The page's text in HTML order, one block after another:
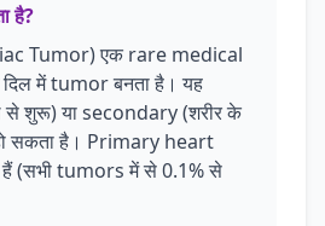
है?
Tumor) एक rare medical
में tumor बनता है। यह
शुरू) या secondary (शरीर के
सकता है। Primary heart
(सभी tumors में से 0.1% से